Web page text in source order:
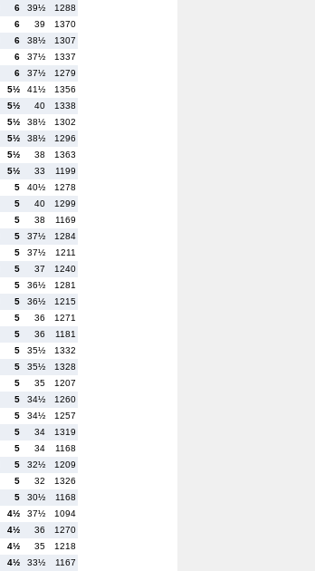
6 39½
1288
6 39
1370
6 38½
1307
6 37½
1337
6 37½
1279
5½ 41½
1356
5½ 40
1338
5½ 38½
1302
5½ 38½
1296
5½ 38
1363
5½ 33
1199
5 40½
1278
5 40
1299
5 38
1169
5 37½
1284
5 37½
1211
5 37
1240
5 36½
1281
5 36½
1215
5 36
1271
5 36
1181
5 35½
1332
5 35½
1328
5 35
1207
5 34½
1260
5 34½
1257
5 34
1319
5 34
1168
5 32½
1209
5 32
1326
5 30½
1168
4½ 37½
1094
4½ 36
1270
4½ 35
1218
4½ 33½
1167